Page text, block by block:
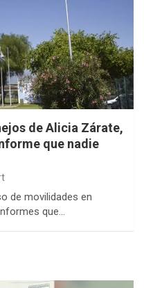
de Alicia Zárate,
que nadie
de movilidades en
que…